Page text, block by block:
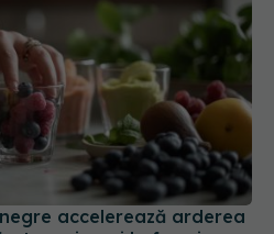
accelerează arderea